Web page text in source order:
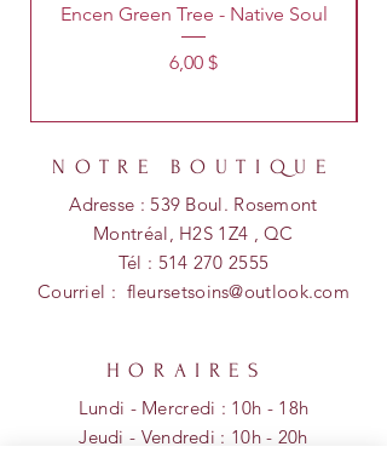
Encen Green Tree - Native Soul
Prix
6,00 $
NOTRE BOUTIQUE
Adresse : 539 Boul. Rosemont
Montréal, H2S 1Z4 , QC
Tél : 514 270 2555
Courriel : fleursetsoins@outlook.com
HORAIRES
Lundi - Mercredi : 10h - 18h
​​Jeudi - Vendredi : 10h - 20h